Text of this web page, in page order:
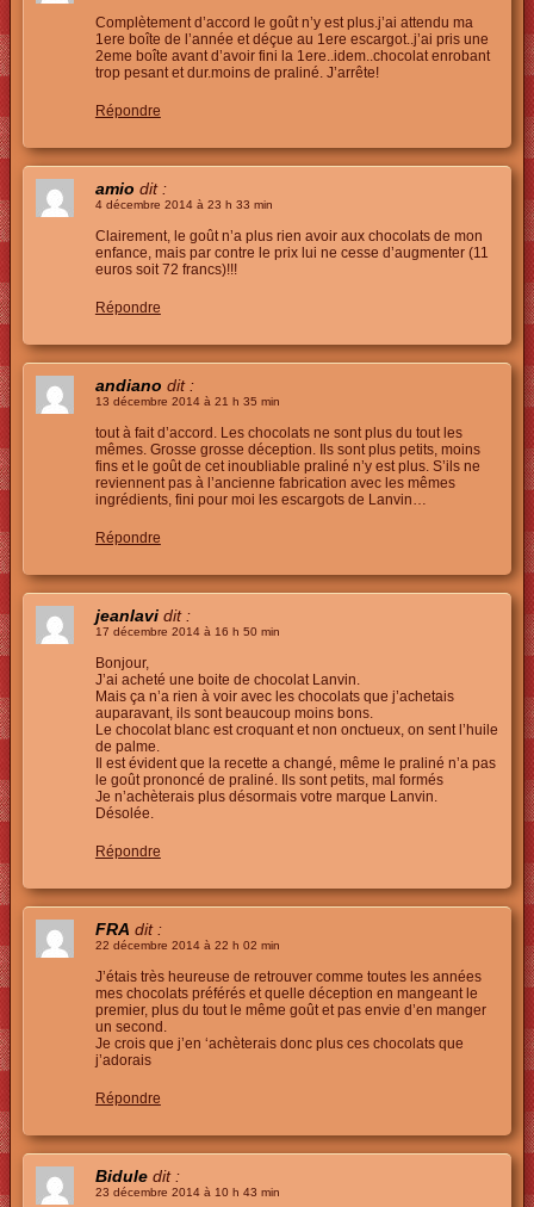
Complètement d’accord le goût n’y est plus.j’ai attendu ma
1ere boîte de l’année et déçue au 1ere escargot..j’ai pris une
2eme boîte avant d’avoir fini la 1ere..idem..chocolat enrobant
trop pesant et dur.moins de praliné. J’arrête!
Répondre
amio dit :
4 décembre 2014 à 23 h 33 min
Clairement, le goût n’a plus rien avoir aux chocolats de mon
enfance, mais par contre le prix lui ne cesse d’augmenter (11
euros soit 72 francs)!!!
Répondre
andiano dit :
13 décembre 2014 à 21 h 35 min
tout à fait d’accord. Les chocolats ne sont plus du tout les
mêmes. Grosse grosse déception. Ils sont plus petits, moins
fins et le goût de cet inoubliable praliné n’y est plus. S’ils ne
reviennent pas à l’ancienne fabrication avec les mêmes
ingrédients, fini pour moi les escargots de Lanvin…
Répondre
jeanlavi dit :
17 décembre 2014 à 16 h 50 min
Bonjour,
J’ai acheté une boite de chocolat Lanvin.
Mais ça n’a rien à voir avec les chocolats que j’achetais
auparavant, ils sont beaucoup moins bons.
Le chocolat blanc est croquant et non onctueux, on sent l’huile
de palme.
Il est évident que la recette a changé, même le praliné n’a pas
le goût prononcé de praliné. Ils sont petits, mal formés
Je n’achèterais plus désormais votre marque Lanvin.
Désolée.
Répondre
FRA dit :
22 décembre 2014 à 22 h 02 min
J’étais très heureuse de retrouver comme toutes les années
mes chocolats préférés et quelle déception en mangeant le
premier, plus du tout le même goût et pas envie d’en manger
un second.
Je crois que j’en ‘achèterais donc plus ces chocolats que
j’adorais
Répondre
Bidule dit :
23 décembre 2014 à 10 h 43 min